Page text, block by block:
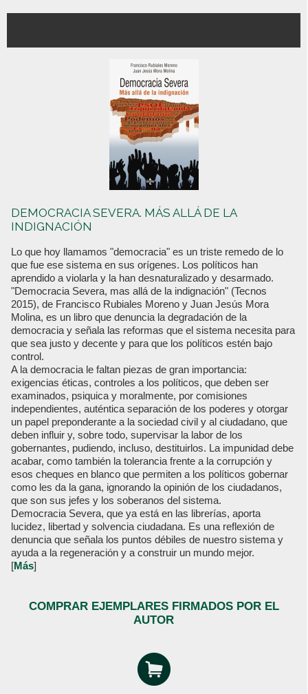
DEMOCRACIA SEVERA. MÁS ALLÁ DE LA
INDIGNACIÓN
Lo que hoy llamamos "democracia" es un triste remedo de lo
que fue ese sistema en sus orígenes. Los políticos han
aprendido a violarla y la han desnaturalizado y desarmado.
"Democracia Severa, mas allá de la indignación" (Tecnos
2015), de Francisco Rubiales Moreno y Juan Jesús Mora
Molina, es un libro que denuncia la degradación de la
democracia y señala las reformas que el sistema necesita para
que sea justo y decente y para que los políticos estén bajo
control.
A la democracia le faltan piezas de gran importancia:
exigencias éticas, controles a los políticos, que deben ser
examinados, psiquica y moralmente, por comisiones
independientes, auténtica separación de los poderes y otorgar
un papel preponderante a la sociedad civil y al ciudadano, que
deben influir y, sobre todo, supervisar la labor de los
gobernantes, pudiendo, incluso, destituirlos. La impunidad debe
acabar, como también la tolerancia frente a la corrupción y
esos cheques en blanco que permiten a los políticos gobernar
como les da la gana, ignorando la opinión de los ciudadanos,
que son sus jefes y los soberanos del sistema.
Democracia Severa, que ya está en las librerías, aporta
lucidez, libertad y solvencia ciudadana. Es una reflexión de
denuncia que señala los puntos débiles de nuestro sistema y
ayuda a la regeneración y a construir un mundo mejor.
[Más]
COMPRAR EJEMPLARES FIRMADOS POR EL
AUTOR